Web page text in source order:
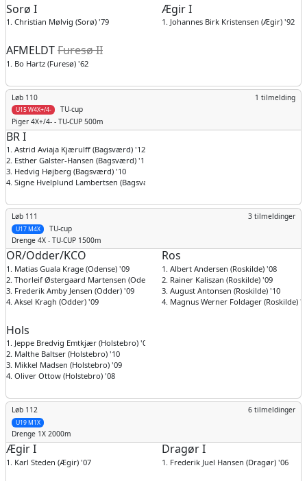
Sorø I
1. Christian Mølvig (Sorø) '79
Ægir I
1. Johannes Birk Kristensen (Ægir) '92
AFMELDTFuresø II
1. Bo Hartz (Furesø) '62
Løb 110
TU-cup
1 tilmelding
U15 W4X+/4-
Piger 4X+/4- - TU-CUP 500m
BR I
1. Astrid Aviaja Kjærulff (Bagsværd) '12
2. Esther Galster-Hansen (Bagsværd) '11
3. Hedvig Højberg (Bagsværd) '10
4. Signe Hvelplund Lambertsen (Bagsværd) '11
Løb 111
TU-cup
3 tilmeldinger
U17 M4X
Drenge 4X - TU-CUP 1500m
OR/Odder/KCO
1. Matias Guala Krage (Odense) '09
2. Thorleif Østergaard Martensen (Odense) '09
3. Frederik Amby Jensen (Odder) '09
4. Aksel Kragh (Odder) '09
Ros
1. Albert Andersen (Roskilde) '08
2. Rainer Kaliszan (Roskilde) '09
3. August Antonsen (Roskilde) '10
4. Magnus Werner Foldager (Roskilde)
Hols
1. Jeppe Bredvig Emtkjær (Holstebro) '09
2. Malthe Baltser (Holstebro) '10
3. Mikkel Madsen (Holstebro) '09
4. Oliver Ottow (Holstebro) '08
Løb 112 6 tilmeldinger
U19 M1X
Drenge 1X 2000m
Ægir I
1. Karl Steden (Ægir) '07
Dragør I
1. Frederik Juel Hansen (Dragør) '06